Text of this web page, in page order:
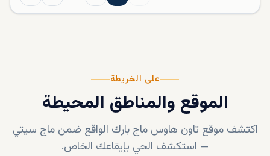
على الخريطة
الموقع والمناطق المحيطة
اكتشف موقع تاون هاوس ماج بارك الواقع ضمن ماج سيتي
— استكشف الحي بإيقاعك الخاص.